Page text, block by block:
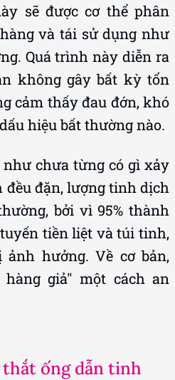
sẽ được cơ thể phân
và tái sử dụng như
Quá trình này diễn ra
không gây bất kỳ tổn
cảm thấy đau đớn, khó
hiệu bất thường nào.
chưa từng có gì xảy
đặn, lượng tinh dịch
bởi vì 95% thành
tiền liệt và túi tinh,
hưởng. Về cơ bản,
giả" một cách an
ống dẫn tinh